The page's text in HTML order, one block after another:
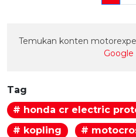
Temukan konten
Google
Tag
# honda cr electric
# kopling
#